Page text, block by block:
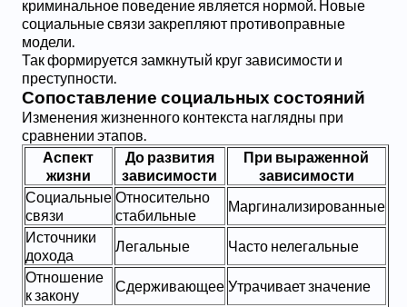
криминальное поведение является нормой. Новые
социальные связи закрепляют противоправные
модели.
Так формируется замкнутый круг зависимости и
преступности.
Сопоставление социальных состояний
Изменения жизненного контекста наглядны при
сравнении этапов.
Аспект
жизни
До развития
зависимости
При выраженной
зависимости
Социальные
связи
Относительно
стабильные
Маргинализированные
Источники
дохода
Легальные
Часто нелегальные
Отношение
к закону
Сдерживающее Утрачивает значение